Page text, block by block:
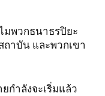
มพวกธนาธรปิยะ
ถาบัน และพวกเขา
ำลังจะเริ่มแล้ว